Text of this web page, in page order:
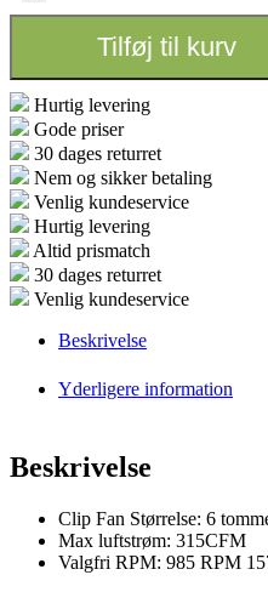
antal
Tilføj til kurv
Hurtig levering
Gode priser
30 dages returret
Nem og sikker betaling
Venlig kundeservice
Hurtig levering
Altid prismatch
30 dages returret
Venlig kundeservice
Beskrivelse
Yderligere information
Beskrivelse
Clip Fan Størrelse: 6
Max luftstrøm: 315CFM
Valgfri RPM: 985 RPM